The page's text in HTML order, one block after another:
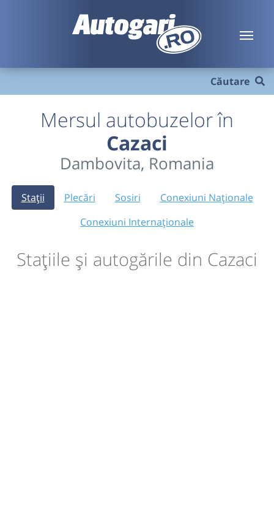
Căutare
Mersul autobuzelor în
Cazaci
Dambovita, Romania
Stații Plecări Sosiri
Conexiuni Naționale
Conexiuni Internaționale
Stațiile și autogările din Cazaci